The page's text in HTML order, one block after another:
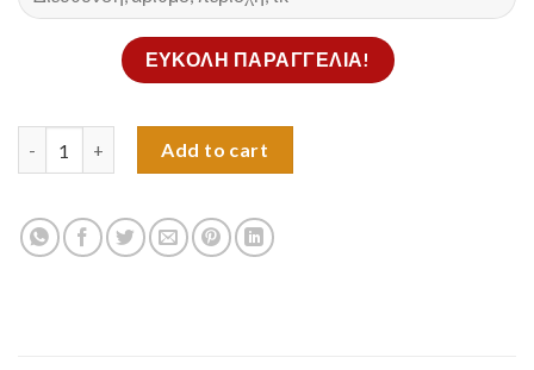
Add to cart